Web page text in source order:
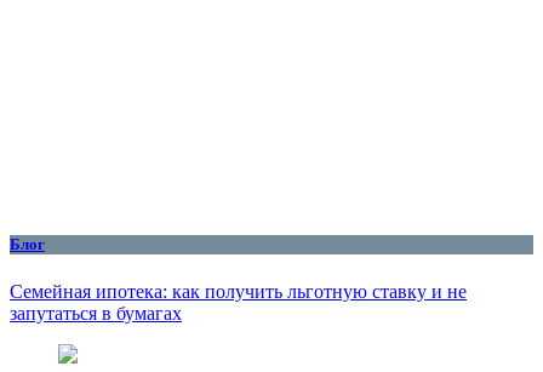
Блог
Семейная ипотека: как получить льготную ставку и не
запутаться в бумагах